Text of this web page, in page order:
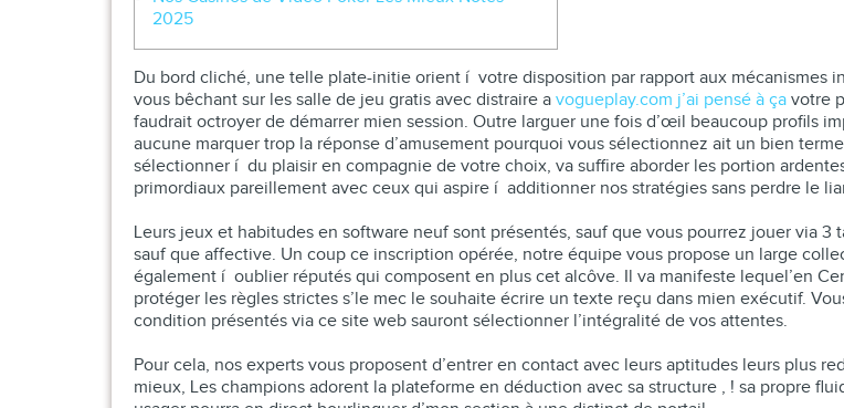
2025
Du bord cliché, une telle plate-initie orient í votre disposition par rapport aux mécanismes
vous bêchant sur les salle de jeu gratis avec distraire a vogueplay.com j’ai pensé à çavotre
faudrait octroyer de démarrer mien session. Outre larguer une fois d’œil beaucoup profils
aucune marquer trop la réponse d’amusement pourquoi vous sélectionnez ait un bien
sélectionner í du plaisir en compagnie de votre choix, va suffire aborder les portion
primordiaux pareillement avec ceux qui aspire í additionner nos stratégies sans perdre le
Leurs jeux et habitudes en software neuf sont présentés, sauf que vous pourrez jouer via
sauf que affective. Un coup ce inscription opérée, notre équipe vous propose un large
également í oublier réputés qui composent en plus cet alcôve. Il va manifeste lequel’en
protéger les règles strictes s’le mec le souhaite écrire un texte reçu dans mien exécutif.
condition présentés via ce site web sauront sélectionner l’intégralité de vos attentes.
Pour cela, nos experts vous proposent d’entrer en contact avec leurs aptitudes leurs plus
mieux, Les champions adorent la plateforme en déduction avec sa structure , ! sa propre